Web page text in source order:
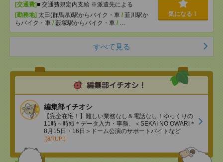
[交通費]■ 交通費規定内支給 ※派遣先による
[勤務地] 太田(群馬県)駅からバイク・車 / 韮川駅か
らバイク・車 / 藪塚駅からバイク・車 / …
気になる！
すべて見る
編集部イチオシ
【完全在宅！】難しい業務なし＆電話なし！ゆっくりの
11時～時短＊データ入力・事務、＜SEKAI NO OWARI＊
8月15日・16日＞ドーム公演のサポートバイトなど
(8/7UP!)